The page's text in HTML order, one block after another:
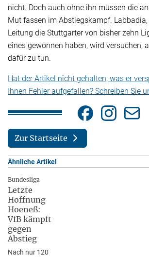
nicht. Doch auch ohne ihn müssen die
Mut fassen im Abstiegskampf. Labbadia,
Leitung die Stuttgarter von bisher zehn
eines gewonnen haben, wird versuchen,
dafür zu tun.
Hat der Artikel nicht gehalten, was er
Ihnen Fehler aufgefallen? Schreiben Sie
Zur Startseite
Ähnliche Artikel
Bundesliga
Letzte
Hoffnung
Hoeneß:
VfB kämpft
gegen
Abstieg
Nach nur 120